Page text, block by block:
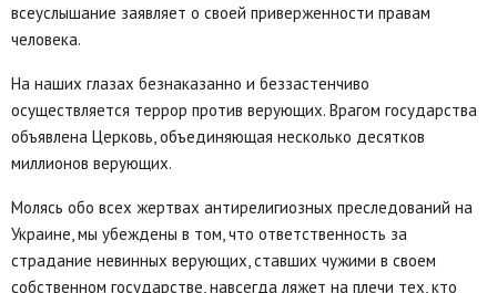
всеуслышание заявляет о своей приверженности правам
человека.
На наших глазах безнаказанно и беззастенчиво
осуществляется террор против верующих. Врагом государства
объявлена Церковь, объединяющая несколько десятков
миллионов верующих.
Молясь обо всех жертвах антирелигиозных преследований на
Украине, мы убеждены в том, что ответственность за
страдание невинных верующих, ставших чужими в своем
собственном государстве, навсегда ляжет на плечи тех, кто